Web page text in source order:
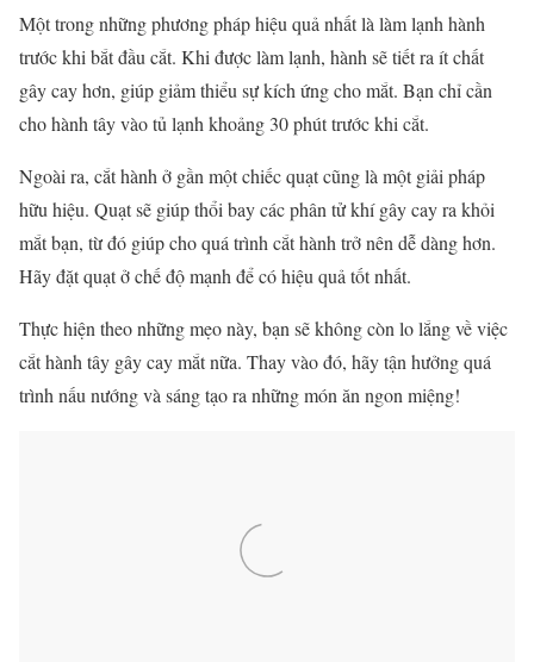
Một trong những phương pháp hiệu quả nhất là làm lạnh hành
trước khi bắt đầu cắt. Khi được làm lạnh, hành sẽ tiết ra ít chất
gây cay hơn, giúp giảm thiểu sự kích ứng cho mắt. Bạn chỉ cần
cho hành tây vào tủ lạnh khoảng 30 phút trước khi cắt.
Ngoài ra, cắt hành ở gần một chiếc quạt cũng là một giải pháp
hữu hiệu. Quạt sẽ giúp thổi bay các phân tử khí gây cay ra khỏi
mắt bạn, từ đó giúp cho quá trình cắt hành trở nên dễ dàng hơn.
Hãy đặt quạt ở chế độ mạnh để có hiệu quả tốt nhất.
Thực hiện theo những mẹo này, bạn sẽ không còn lo lắng về việc
cắt hành tây gây cay mắt nữa. Thay vào đó, hãy tận hưởng quá
trình nấu nướng và sáng tạo ra những món ăn ngon miệng!